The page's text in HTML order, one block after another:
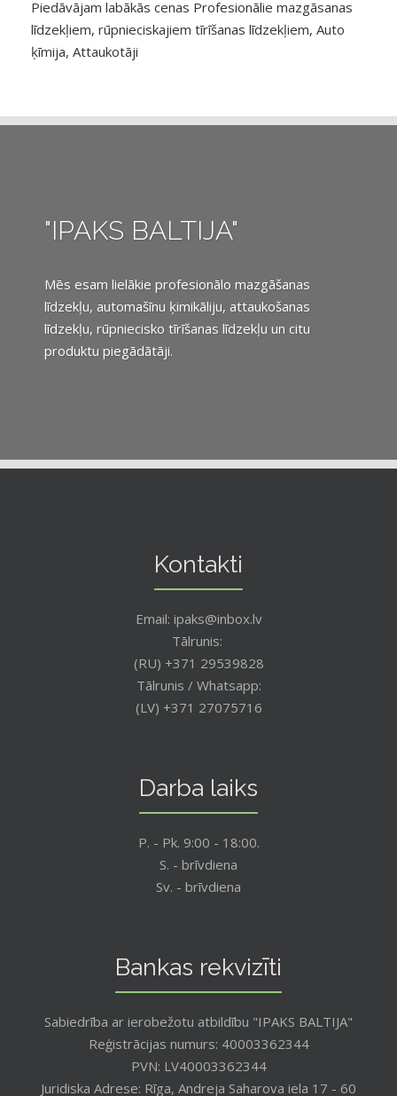
Piedāvājam labākās cenas Profesionālie mazgāsanas
līdzekļiem, rūpnieciskajiem tīrīšanas līdzekļiem, Auto
ķīmija, Attaukotāji
"IPAKS BALTIJA"
Mēs esam lielākie profesionālo mazgāšanas
līdzekļu, automašīnu ķimikāliju, attaukošanas
līdzekļu, rūpniecisko tīrīšanas līdzekļu un citu
produktu piegādātāji.
Kontakti
Email: ipaks@inbox.lv
Tālrunis:
(RU) +371 29539828
Tālrunis / Whatsapp:
(LV) +371 27075716
Darba laiks
P. - Pk. 9:00 - 18:00.
S. - brīvdiena
Sv. - brīvdiena
Bankas rekvizīti
Sabiedrība ar ierobežotu atbildību "IPAKS BALTIJA"
Reģistrācijas numurs: 40003362344
PVN: LV40003362344
Juridiska Adrese: Rīga, Andreja Saharova iela 17 - 60